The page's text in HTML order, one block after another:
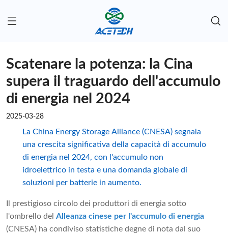
Scatenare la potenza: la Cina
supera il traguardo dell'accumulo
di energia nel 2024
2025-03-28
La China Energy Storage Alliance (CNESA) segnala
una crescita significativa della capacità di accumulo
di energia nel 2024, con l'accumulo non
idroelettrico in testa e una domanda globale di
soluzioni per batterie in aumento.
Il prestigioso circolo dei produttori di energia sotto
l'ombrello del Alleanza cinese per l'accumulo di energia
(CNESA) ha condiviso statistiche degne di nota dal suo